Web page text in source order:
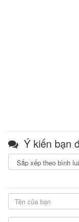
Ý kiến bạn